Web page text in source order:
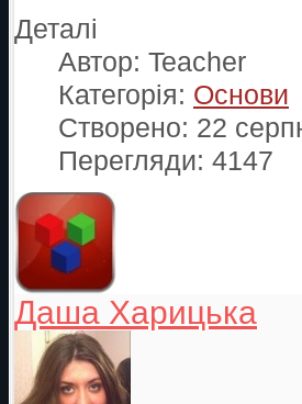
Деталі
Автор: Teacher
Категорія: Основи
Створено: 22
Перегляди: 4147
Даша Харицька